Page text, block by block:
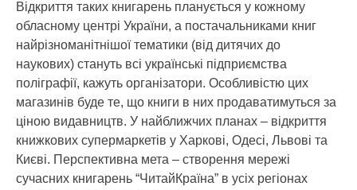
Відкриття таких книгарень планується у кожному
обласному центрі України, а постачальниками книг
найрізноманітнішої тематики (від дитячих до
наукових) стануть всі українські підприємства
поліграфії, кажуть організатори. Особливістю цих
магазинів буде те, що книги в них продаватимуться за
ціною видавництв. У найближчих планах – відкриття
книжкових супермаркетів у Харкові, Одесі, Львові та
Києві. Перспективна мета – створення мережі
сучасних книгарень “ЧитайКраїна” в усіх регіонах